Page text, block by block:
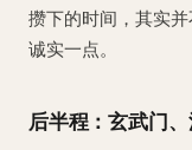
攒下的时间，其实
诚实一点。
后半程：玄武门